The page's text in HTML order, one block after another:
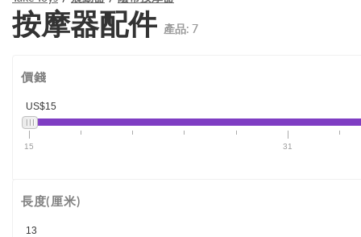
按摩器配件 產品: 7
價錢
US$15
15 31
長度(厘米)
13